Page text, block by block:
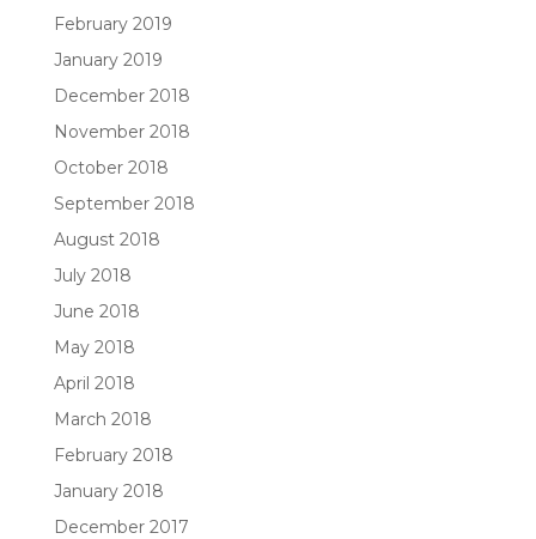
February 2019
January 2019
December 2018
November 2018
October 2018
September 2018
August 2018
July 2018
June 2018
May 2018
April 2018
March 2018
February 2018
January 2018
December 2017